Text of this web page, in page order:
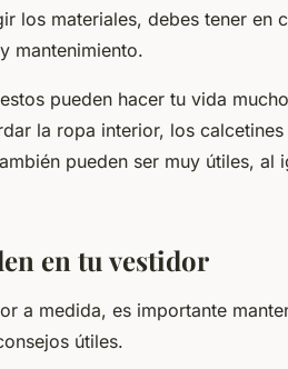
los materiales, debes tener en
mantenimiento.
pueden hacer tu vida
la ropa interior, los
pueden ser muy útiles, al
en tu vestidor
a medida, es importante
útiles.